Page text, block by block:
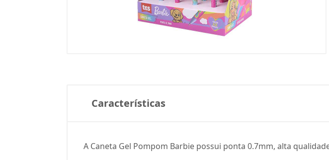
Características
A Caneta Gel Pompom Barbie possui ponta 0.7mm, alta